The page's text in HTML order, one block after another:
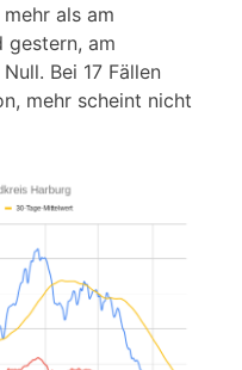
als am
gestern, am
Bei 17 Fällen
mehr scheint nicht